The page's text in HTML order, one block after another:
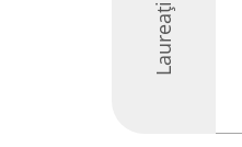
Laureați